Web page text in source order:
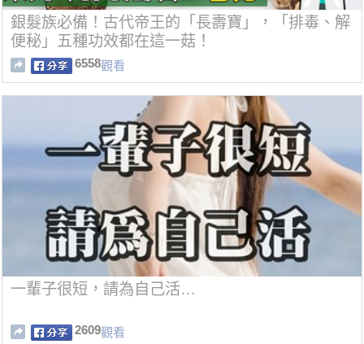
銀髮族必備！古代帝王的「長壽寶」，「排毒、解
便秘」五種功效都在這一菇！
6558觀看
一輩子很短，請為自己活…
2609觀看